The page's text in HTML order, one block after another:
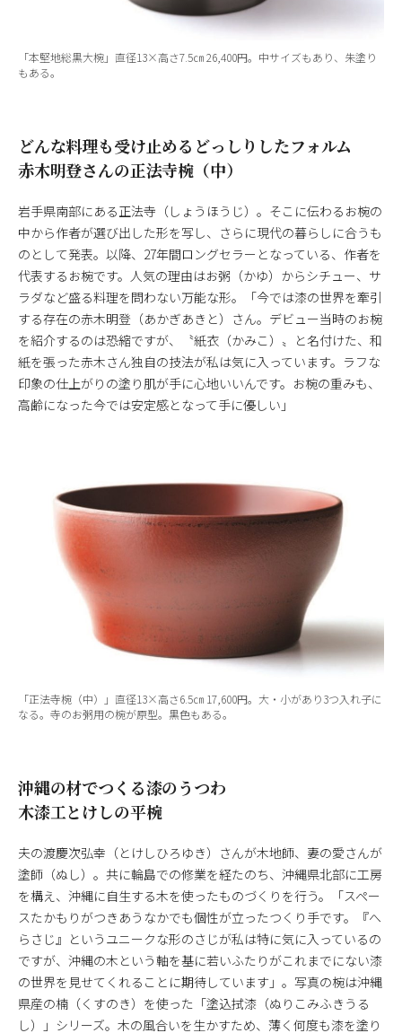
「本堅地総黒大椀」直径13×高さ7.5㎝ 26,400円。中サイズもあり、朱塗り
もある。
どんな料理も受け止めるどっしりしたフォルム
赤木明登さんの正法寺椀（中）
岩手県南部にある正法寺（しょうほうじ）。そこに伝わるお椀の
中から作者が選び出した形を写し、さらに現代の暮らしに合うも
のとして発表。以降、27年間ロングセラーとなっている、作者を
代表するお椀です。人気の理由はお粥（かゆ）からシチュー、サ
ラダなど盛る料理を問わない万能な形。「今では漆の世界を牽引
する存在の赤木明登（あかぎあきと）さん。デビュー当時のお椀
を紹介するのは恐縮ですが、〝紙衣（かみこ）〟と名付けた、和
紙を張った赤木さん独自の技法が私は気に入っています。ラフな
印象の仕上がりの塗り肌が手に心地いいんです。お椀の重みも、
高齢になった今では安定感となって手に優しい」
「正法寺椀（中）」直径13×高さ6.5㎝ 17,600円。大・小があり3つ入れ子に
なる。寺のお粥用の椀が原型。黒色もある。
沖縄の材でつくる漆のうつわ
木漆工とけしの平椀
夫の渡慶次弘幸（とけしひろゆき）さんが木地師、妻の愛さんが
塗師（ぬし）。共に輪島での修業を経たのち、沖縄県北部に工房
を構え、沖縄に自生する木を使ったものづくりを行う。「スペー
スたかもりがつきあうなかでも個性が立ったつくり手です。『へ
らさじ』というユニークな形のさじが私は特に気に入っているの
ですが、沖縄の木という軸を基に若いふたりがこれまでにない漆
の世界を見せてくれることに期待しています」。写真の椀は沖縄
県産の楠（くすのき）を使った「塗込拭漆（ぬりこみふきうる
し）」シリーズ。木の風合いを生かすため、薄く何度も漆を塗り